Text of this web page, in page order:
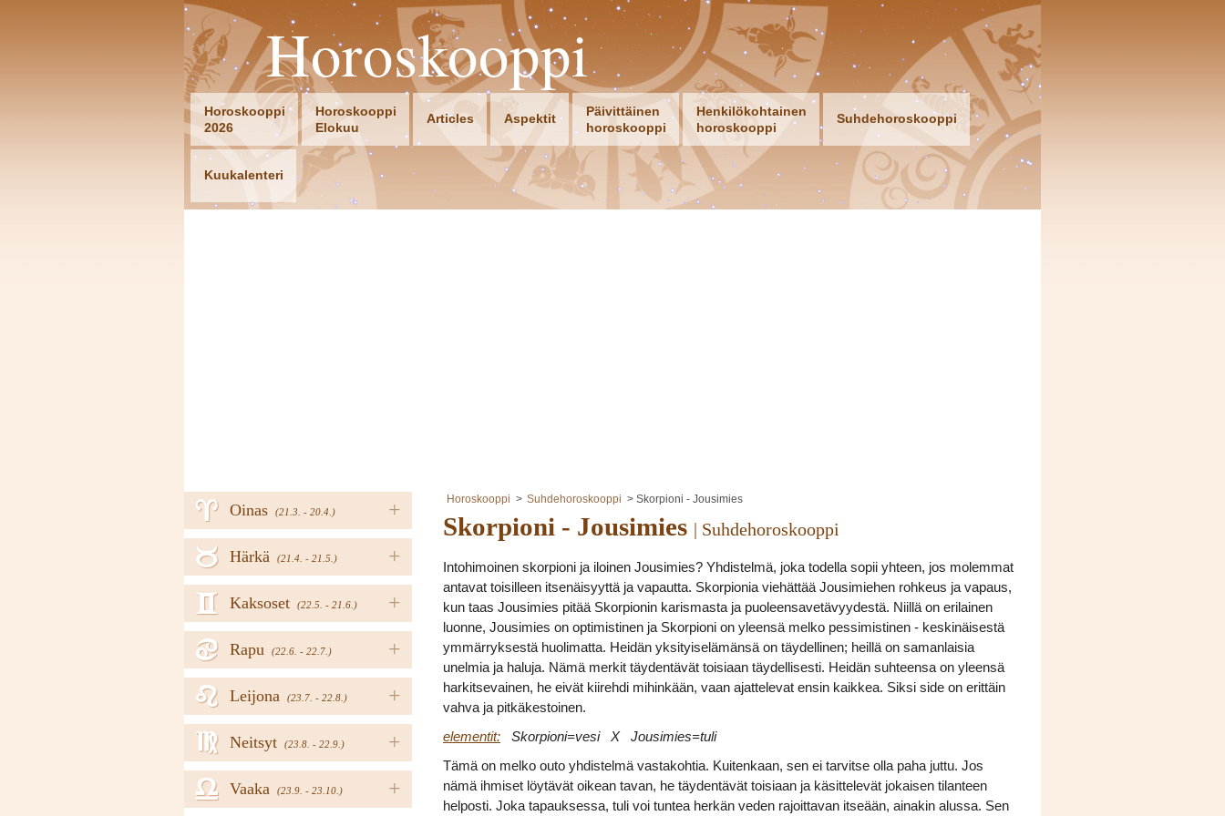
Horoskooppi
Horoskooppi
2026
Horoskooppi
Elokuu
Articles Aspektit
Päivittäinen
horoskooppi
Henkilökohtainen
horoskooppi
Suhdehoroskooppi
Kuukalenteri
+
Oinas (21.3. - 20.4.)
a
+
Härkä (21.4. - 21.5.)
b
+
Kaksoset (22.5. - 21.6.)
c
+
Rapu (22.6. - 22.7.)
d
+
Leijona (23.7. - 22.8.)
e
+
Neitsyt (23.8. - 22.9.)
f
+
Vaaka (23.9. - 23.10.)
g
Horoskooppi Suhdehoroskooppi Skorpioni - Jousimies
Skorpioni - Jousimies | Suhdehoroskooppi
Intohimoinen skorpioni ja iloinen Jousimies? Yhdistelmä, joka todella sopii yhteen, jos molemmat
antavat toisilleen itsenäisyyttä ja vapautta. Skorpionia viehättää Jousimiehen rohkeus ja vapaus,
kun taas Jousimies pitää Skorpionin karismasta ja puoleensavetävyydestä. Niillä on erilainen
luonne, Jousimies on optimistinen ja Skorpioni on yleensä melko pessimistinen - keskinäisestä
ymmärryksestä huolimatta. Heidän yksityiselämänsä on täydellinen; heillä on samanlaisia
unelmia ja haluja. Nämä merkit täydentävät toisiaan täydellisesti. Heidän suhteensa on yleensä
harkitsevainen, he eivät kiirehdi mihinkään, vaan ajattelevat ensin kaikkea. Siksi side on erittäin
vahva ja pitkäkestoinen.
elementit: Skorpioni=vesi X Jousimies=tuli
Tämä on melko outo yhdistelmä vastakohtia. Kuitenkaan, sen ei tarvitse olla paha juttu. Jos
nämä ihmiset löytävät oikean tavan, he täydentävät toisiaan ja käsittelevät jokaisen tilanteen
helposti. Joka tapauksessa, tuli voi tuntea herkän veden rajoittavan itseään, ainakin alussa. Sen